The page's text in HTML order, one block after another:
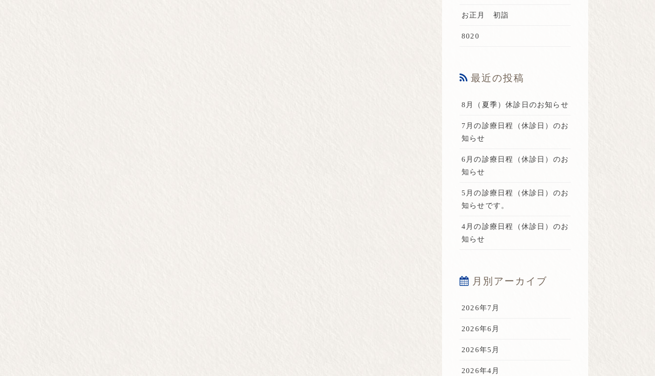
お正月 初詣
8020
最近の投稿
8月（夏季）休診日のお知らせ
7月の診療日程（休診日）のお
知らせ
6月の診療日程（休診日）のお
知らせ
5月の診療日程（休診日）のお
知らせです。
4月の診療日程（休診日）のお
知らせ
月別アーカイブ
2026年7月
2026年6月
2026年5月
2026年4月